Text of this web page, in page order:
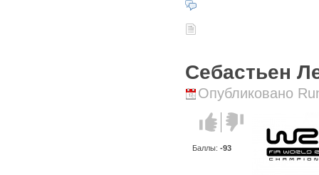
Себастьен
Опубликовано
Голос за!Голос
против!
Баллы: -93